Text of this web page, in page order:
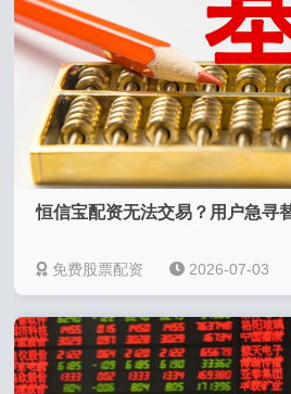
恒信宝配资无法交易？用户急寻
免费股票配资 2026-07-03